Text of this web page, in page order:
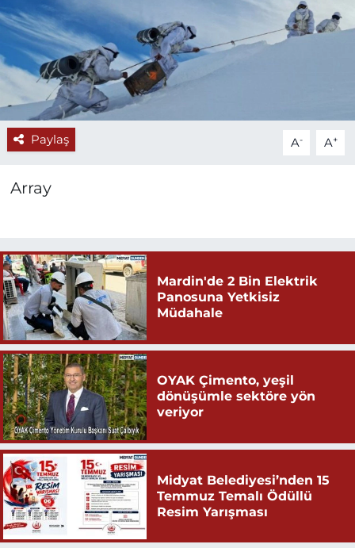
Paylaş A- A+
Array
Mardin'de 2 Bin Elektrik
Panosuna Yetkisiz
Müdahale
OYAK Çimento, yeşil
dönüşümle sektöre yön
veriyor
Midyat Belediyesi’nden 15
Temmuz Temalı Ödüllü
Resim Yarışması